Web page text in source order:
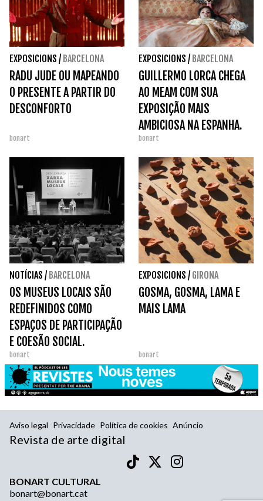
EXPOSICIONS / BARCELONA
RADU JUDE OU MAPEANDO
O PRESENTE A PARTIR DO
DESCONFORTO
bonart
EXPOSICIONS / BARCELONA
GUILLERMO LORCA CHEGA
AO MEAM COM SUA
EXPOSIÇÃO MAIS
AMBICIOSA NA ESPANHA.
bonart
NOTÍCIAS / BARCELONA
OS MUSEUS LOCAIS SÃO
REDEFINIDOS COMO
ESPAÇOS DE PARTICIPAÇÃO
E COESÃO SOCIAL.
bonart
EXPOSICIONS / GIRONA
GOSMA, GOSMA, LAMA E
MAIS LAMA
bonart
Aviso legal Privacidade Política de cookies Anúncio
Revista de arte digital
BONART CULTURAL
bonart@bonart.cat